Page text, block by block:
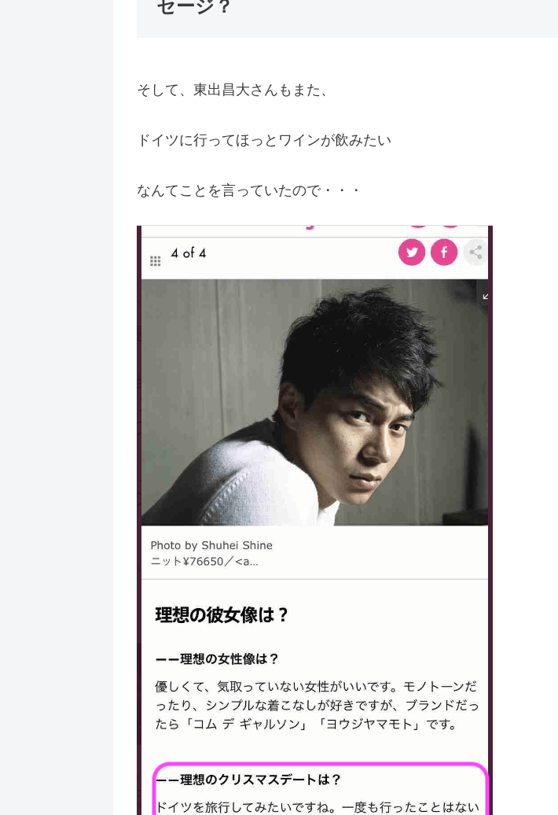
セージ？
そして、東出昌大さんもまた、
ドイツに行ってほっとワインが飲みたい
なんてことを言っていたので・・・